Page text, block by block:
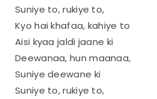
Suniye to, rukiye to,
Kyo hai khafaa, kahiye to
Aisi kyaa jaldi jaane ki
Deewanaa, hun maanaa,
Suniye deewane ki
Suniye to, rukiye to,